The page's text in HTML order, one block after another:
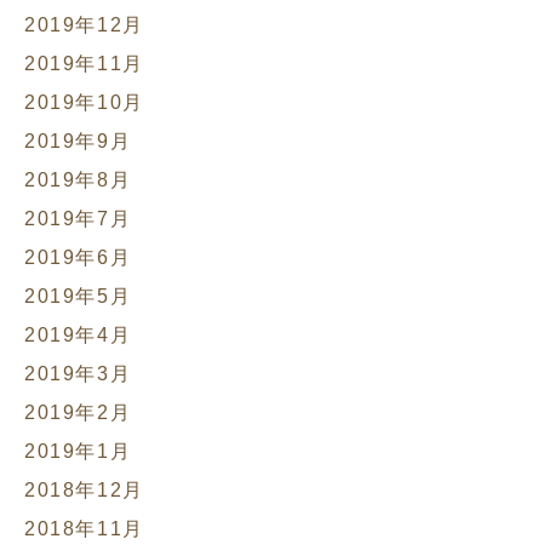
2019年12月
2019年11月
2019年10月
2019年9月
2019年8月
2019年7月
2019年6月
2019年5月
2019年4月
2019年3月
2019年2月
2019年1月
2018年12月
2018年11月